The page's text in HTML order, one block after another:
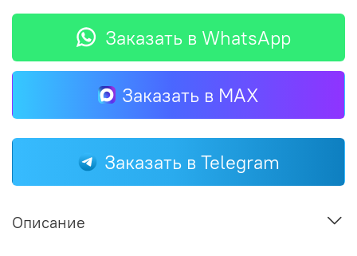
Заказать в WhatsApp
Заказать в MAX
Заказать в Telegram
Описание